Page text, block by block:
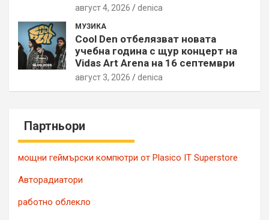
август 4, 2026 denica
МУЗИКА
Cool Den отбелязват новата
учебна година с щур концерт на
Vidas Art Arena на 16 септември
август 3, 2026 denica
Партньори
мощни геймърски компютри от Plasico IT Superstore
Авторадиатори
работно облекло